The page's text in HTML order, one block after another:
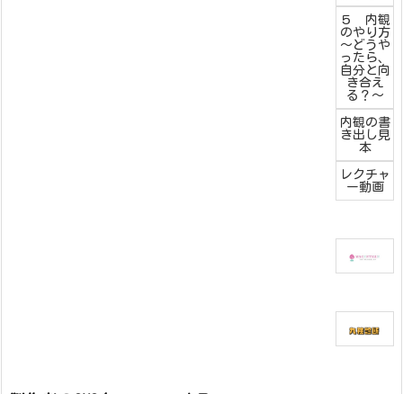
５ 内観
のやり方
～どうや
ったら、
自分と向
き合え
る？～
内観の書
き出し見
本
レクチャ
ー動画